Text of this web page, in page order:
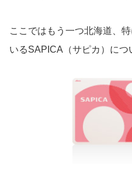
ここではもう一つ北海道、
いるSAPICA（サピカ）につ